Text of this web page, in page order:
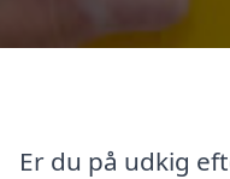
Er du på udkig